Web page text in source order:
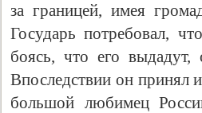
за границей, имея
Государь потребовал,
боясь, что его выдадут,
Впоследствии он принял
большой любимец